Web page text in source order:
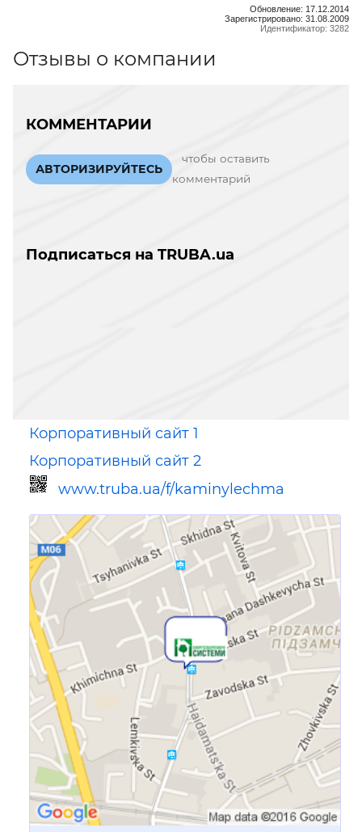
Обновление: 17.12.2014
Зарегистрировано: 31.08.2009
Идентификатор: 3282
Отзывы о компании
КОММЕНТАРИИ
АВТОРИЗИРУЙТЕСЬ
чтобы оставить
комментарий
Подписаться на TRUBA.ua
Корпоративный сайт 1
Корпоративный сайт 2
www.truba.ua/f/kaminylechma
Ссылка для мобильных устройств